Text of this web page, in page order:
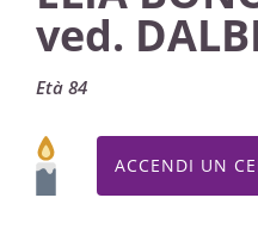
ved.
Età 84
ACCENDI UN